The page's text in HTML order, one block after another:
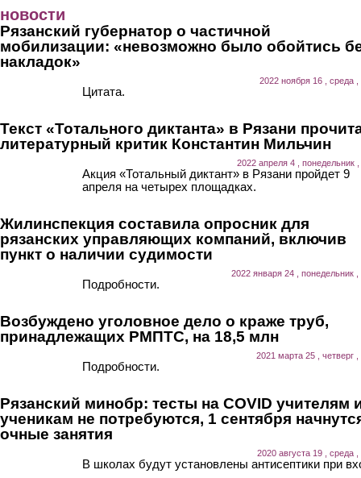
новости
Рязанский губернатор о частичной
мобилизации: «невозможно было обойтись
накладок»
2022 ноября 16 , среда ,
Цитата.
Текст «Тотального диктанта» в Рязани
литературный критик Константин Мильчин
2022 апреля 4 , понедельник ,
Акция «Тотальный диктант» в Рязани пройдет 9
апреля на четырех площадках.
Жилинспекция составила опросник для
рязанских управляющих компаний, включив
пункт о наличии судимости
2022 января 24 , понедельник ,
Подробности.
Возбуждено уголовное дело о краже труб,
принадлежащих РМПТС, на 18,5 млн
2021 марта 25 , четверг ,
Подробности.
Рязанский минобр: тесты на COVID учителям
ученикам не потребуются, 1 сентября
очные занятия
2020 августа 19 , среда ,
В школах будут установлены антисептики при